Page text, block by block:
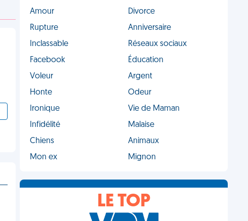
Amour
Divorce
Rupture
Anniversaire
Inclassable
Réseaux sociaux
Facebook
Éducation
Voleur
Argent
Honte
Odeur
Ironique
Vie de Maman
Infidélité
Malaise
Chiens
Animaux
Mon ex
Mignon
LE TOP